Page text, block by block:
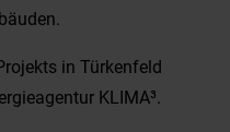
in Türkenfeld
KLIMA³.